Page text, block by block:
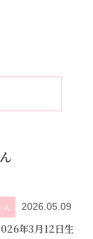
ん 2026.05.09
年3月12日生